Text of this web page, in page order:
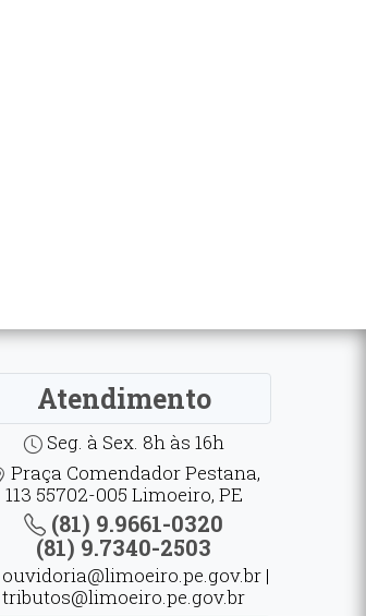
Atendimento
Seg. à Sex. 8h às 16h
Praça Comendador Pestana,
113 55702-005 Limoeiro, PE
(81) 9.9661-0320
(81) 9.7340-2503
|
tributos@limoeiro.pe.gov.br